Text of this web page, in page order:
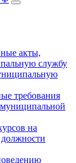
акты,
службу
требования
на